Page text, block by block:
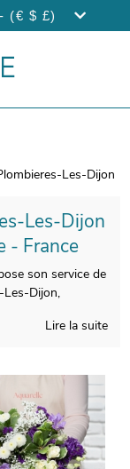
(€ $ £)
Les-Dijon
Les-Dijon
- France
son service de
Les-Dijon,
dans un
cette image
alors que
Personnalisez
de votre choix.
Lire la suite